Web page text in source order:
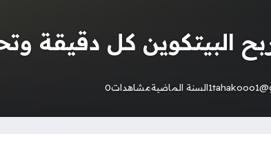
كل دقيقة وتحويلها
السنة الماضيةمشاهدات0